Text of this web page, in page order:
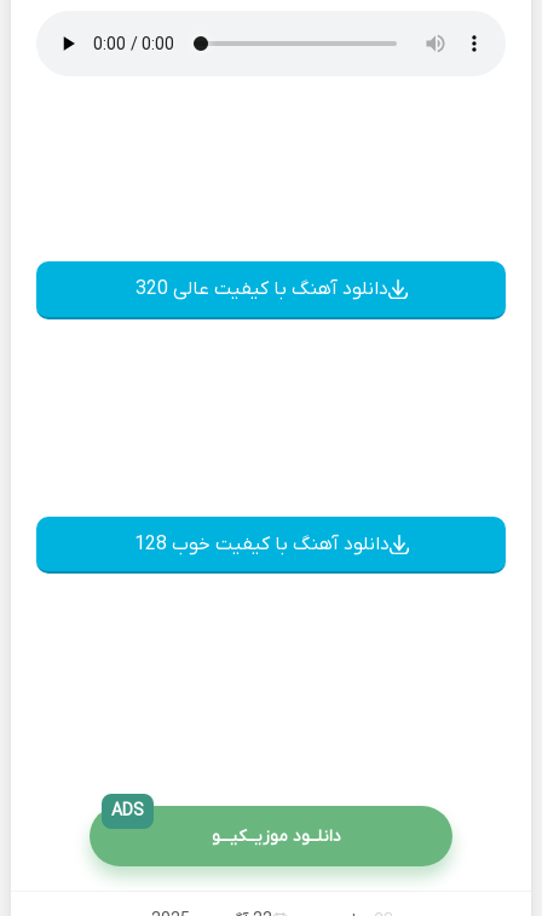
دانلود آهنگ با کیفیت عالی 320
دانلود آهنگ با کیفیت خوب 128
دانلــود موزیــکیـــو
ADS